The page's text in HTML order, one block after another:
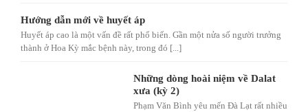
Hướng dẫn mới về huyết áp
Huyết áp cao là một vấn đề rất phổ biến. Gần một nửa số người trưởng
thành ở Hoa Kỳ mắc bệnh này, trong đó [...]
Những dòng hoài niệm về Dalat
xưa (kỳ 2)
Phạm Văn Bình yêu mến Đà Lạt rất nhiều